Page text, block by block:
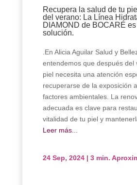
Recupera la salud de tu
del verano: La Línea
DIAMOND de BOCARÉ es
solución.
.En Alicia Aguilar Salud y
entendemos que después del
piel necesita una atención
recuperarse de la exposición
factores ambientales. La
adecuada es clave para
vitalidad de tu piel y
Leer más...
24 Sep, 2024 |3 min.